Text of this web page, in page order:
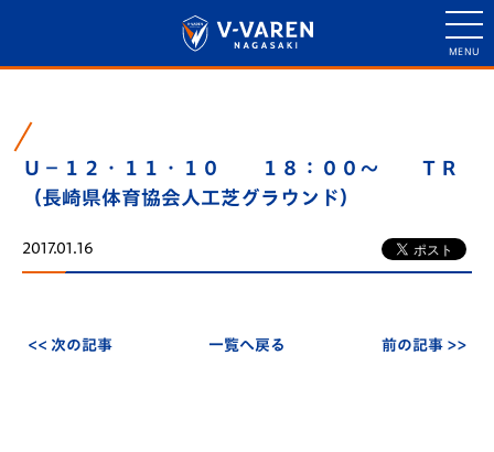
Ｕ－１２・１１・１０ １８：００～ ＴＲ
（長崎県体育協会人工芝グラウンド）
2017.01.16
<< 次の記事 一覧へ戻る 前の記事 >>